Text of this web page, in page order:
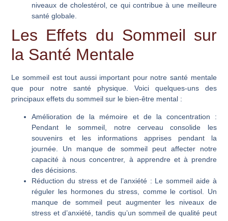
niveaux de cholestérol, ce qui contribue à une meilleure
santé globale.
Les Effets du Sommeil sur
la Santé Mentale
Le sommeil est tout aussi important pour notre santé mentale
que pour notre santé physique. Voici quelques-uns des
principaux effets du sommeil sur le bien-être mental :
Amélioration de la mémoire et de la concentration :
Pendant le sommeil, notre cerveau consolide les
souvenirs et les informations apprises pendant la
journée. Un manque de sommeil peut affecter notre
capacité à nous concentrer, à apprendre et à prendre
des décisions.
Réduction du stress et de l’anxiété : Le sommeil aide à
réguler les hormones du stress, comme le cortisol. Un
manque de sommeil peut augmenter les niveaux de
stress et d’anxiété, tandis qu’un sommeil de qualité peut